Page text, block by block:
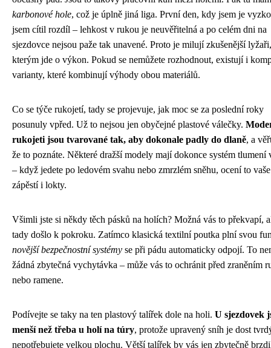
karbonové hole, což je úplně jiná liga. První den, kdy jsem je
jsem cítil rozdíl – lehkost v rukou je neuvěřitelná a po celém dni na
sjezdovce nejsou paže tak unavené. Proto je milují zkušenější lyžaři,
kterým jde o výkon. Pokud se nemůžete rozhodnout, existují i
varianty, které kombinují výhody obou materiálů.
Co se týče rukojetí, tady se projevuje, jak moc se za poslední roky
posunuly vpřed. Už to nejsou jen obyčejné plastové válečky.
rukojeti jsou tvarované tak, aby dokonale padly do dlaně, a
že to poznáte. Některé dražší modely mají dokonce systém tlumení
– když jedete po ledovém svahu nebo zmrzlém sněhu, ocení to vaše
zápěstí i lokty.
Všimli jste si někdy těch pásků na holích? Možná vás to překvapí,
tady došlo k pokroku. Zatímco klasická textilní poutka plní svou
novější bezpečnostní systémy se při pádu automaticky odpojí. To
žádná zbytečná vychytávka – může vás to ochránit před zraněním
nebo ramene.
Podívejte se taky na ten plastový talířek dole na holi. U sjezdovek
menší než třeba u holí na túry, protože upravený sníh je dost
nepotřebujete velkou plochu. Větší talířek by vás jen zbytečně